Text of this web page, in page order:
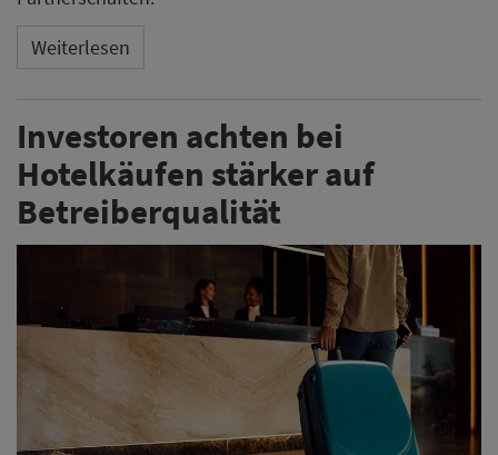
Weiterlesen
Investoren achten bei
Hotelkäufen stärker auf
Betreiberqualität